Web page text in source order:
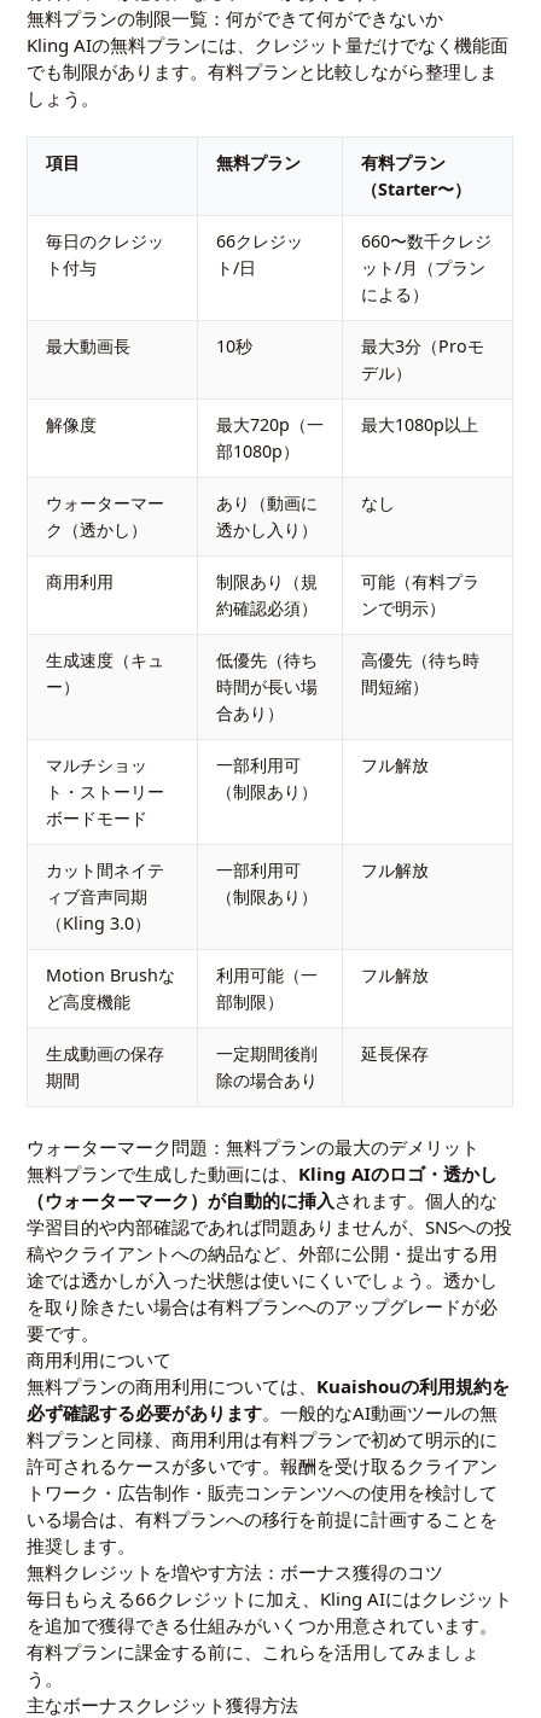
無料プランの制限一覧：何ができて何ができないか
Kling AIの無料プランには、クレジット量だけでなく機能面
でも制限があります。有料プランと比較しながら整理しま
しょう。
項目 無料プラン
有料プラン
（Starter〜）
毎日のクレジッ
ト付与
66クレジッ
ト/日
660〜数千クレジ
ット/月（プラン
による）
最大動画長 10秒
最大3分（Proモ
デル）
解像度
最大720p（一
部1080p）
最大1080p以上
ウォーターマー
ク（透かし）
あり（動画に
透かし入り）
なし
商用利用
制限あり（規
約確認必須）
可能（有料プラ
ンで明示）
生成速度（キュ
ー）
低優先（待ち
時間が長い場
合あり）
高優先（待ち時
間短縮）
マルチショッ
ト・ストーリー
ボードモード
一部利用可
（制限あり）
フル解放
カット間ネイテ
ィブ音声同期
（Kling 3.0）
一部利用可
（制限あり）
フル解放
Motion Brushな
ど高度機能
利用可能（一
部制限）
フル解放
生成動画の保存
期間
一定期間後削
除の場合あり
延長保存
ウォーターマーク問題：無料プランの最大のデメリット
無料プランで生成した動画には、 Kling AIのロゴ・透かし
（ウォーターマーク）が自動的に挿入 されます。個人的な
学習目的や内部確認であれば問題ありませんが、SNSへの投
稿やクライアントへの納品など、外部に公開・提出する用
途では透かしが入った状態は使いにくいでしょう。透かし
を取り除きたい場合は有料プランへのアップグレードが必
要です。
商用利用について
無料プランの商用利用については、 Kuaishouの利用規約を
必ず確認する必要があります。一般的なAI動画ツールの無
料プランと同様、商用利用は有料プランで初めて明示的に
許可されるケースが多いです。報酬を受け取るクライアン
トワーク・広告制作・販売コンテンツへの使用を検討して
いる場合は、有料プランへの移行を前提に計画することを
推奨します。
無料クレジットを増やす方法：ボーナス獲得のコツ
毎日もらえる66クレジットに加え、Kling AIにはクレジット
を追加で獲得できる仕組みがいくつか用意されています。
有料プランに課金する前に、これらを活用してみましょ
う。
主なボーナスクレジット獲得方法